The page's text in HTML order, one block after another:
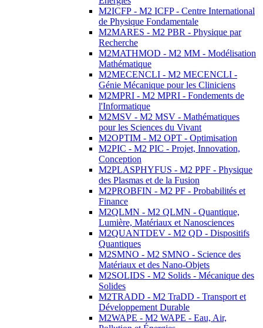
M2ICFP - M2 ICFP - Centre International
de Physique Fondamentale
M2MARES - M2 PBR - Physique par
Recherche
M2MATHMOD - M2 MM - Modélisation
Mathématique
M2MECENCLI - M2 MECENCLI -
Génie Mécanique pour les Cliniciens
M2MPRI - M2 MPRI - Fondements de
l'Informatique
M2MSV - M2 MSV - Mathématiques
pour les Sciences du Vivant
M2OPTIM - M2 OPT - Optimisation
M2PIC - M2 PIC - Projet, Innovation,
Conception
M2PLASPHYFUS - M2 PPF - Physique
des Plasmas et de la Fusion
M2PROBFIN - M2 PF - Probabilités et
Finance
M2QLMN - M2 QLMN - Quantique,
Lumière, Matériaux et Nanosciences
M2QUANTDEV - M2 QD - Dispositifs
Quantiques
M2SMNO - M2 SMNO - Science des
Matériaux et des Nano-Objets
M2SOLIDS - M2 Solids - Mécanique des
Solides
M2TRADD - M2 TraDD - Transport et
Développement Durable
M2WAPE - M2 WAPE - Eau, Air,